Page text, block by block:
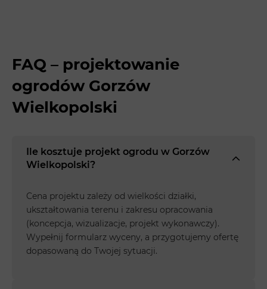
FAQ – projektowanie
ogrodów Gorzów
Wielkopolski
Ile kosztuje projekt ogrodu w Gorzów
Wielkopolski?
Cena projektu zależy od wielkości działki,
ukształtowania terenu i zakresu opracowania
(koncepcja, wizualizacje, projekt wykonawczy).
Wypełnij formularz wyceny, a przygotujemy ofertę
dopasowaną do Twojej sytuacji.